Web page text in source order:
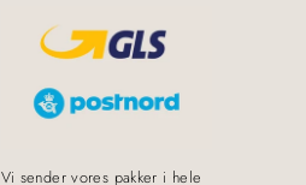
Vi sender vores pakker i hele